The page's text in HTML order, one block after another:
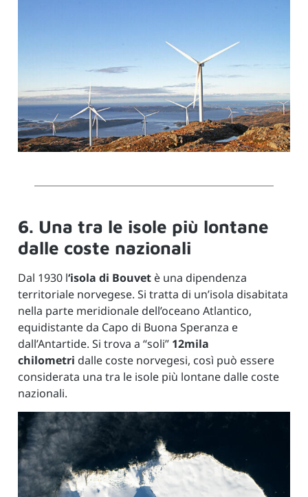
6. Una tra le isole più lontane
dalle coste nazionali
Dal 1930 l‘isola di Bouvet è una dipendenza
territoriale norvegese. Si tratta di un’isola disabitata
nella parte meridionale dell’oceano Atlantico,
equidistante da Capo di Buona Speranza e
dall’Antartide. Si trova a “soli” 12mila
chilometri dalle coste norvegesi, così può essere
considerata una tra le isole più lontane dalle coste
nazionali.